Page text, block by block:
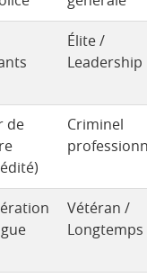
Élite /
Leadership
de
Criminel
Vétéran /
Longtemps